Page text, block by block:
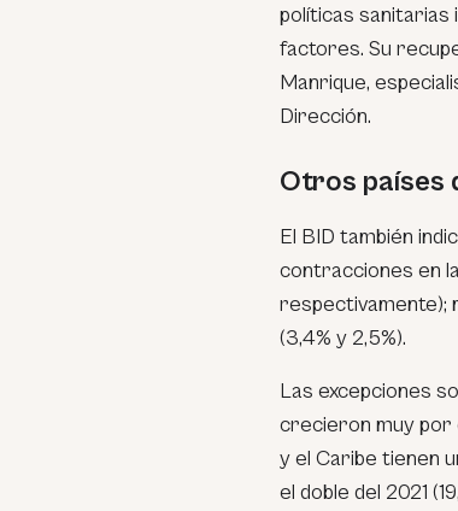
políticas sanitarias
factores. Su
Manrique,
Dirección.
Otros países
El BID también
contracciones en
respectivamente);
(3,4% y 2,5%).
Las excepciones
crecieron muy por
y el Caribe tienen
el doble del 2021